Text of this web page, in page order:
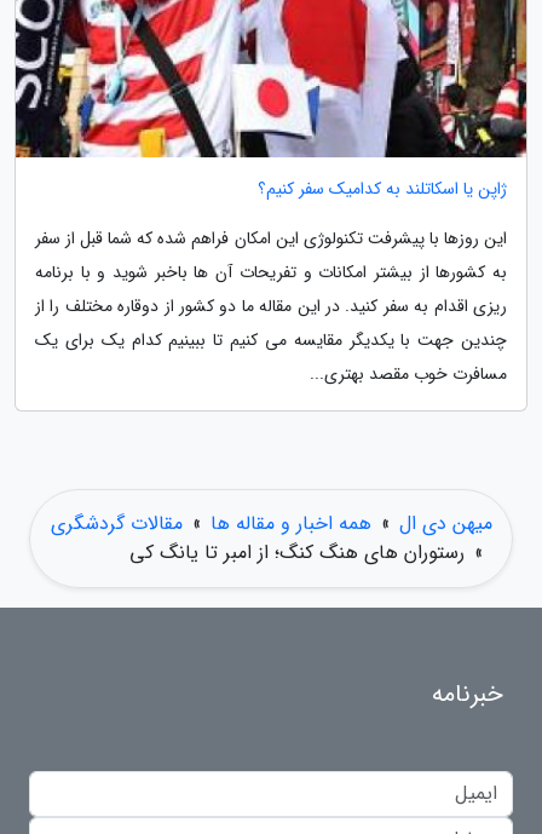
ژاپن یا اسکاتلند به کدامیک سفر کنیم؟
این روزها با پیشرفت تکنولوژی این امکان فراهم شده که شما قبل از سفر
به کشورها از بیشتر امکانات و تفریحات آن ها باخبر شوید و با برنامه
ریزی اقدام به سفر کنید. در این مقاله ما دو کشور از دوقاره مختلف را از
چندین جهت با یکدیگر مقایسه می کنیم تا ببینیم کدام یک برای یک
مسافرت خوب مقصد بهتری...
میهن دی ال » همه اخبار و مقاله ها » مقالات گردشگری
» رستوران های هنگ کنگ؛ از امبر تا یانگ کی
خبرنامه